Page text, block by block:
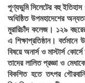
পূণ্যভুমি সিলেটের বহু ইতিহাস
অধিষ্ঠিত উপমহাদেশের
মুরারিচাঁদ কলেজ। ১২৯
এ শিক্ষাপ্রতিষ্ঠান।
বিষয়ে অনার্স ও মাস্টার্স
তাদের লালিত প্রজ্ঞা ও
বিকশিত হতে তৎপর